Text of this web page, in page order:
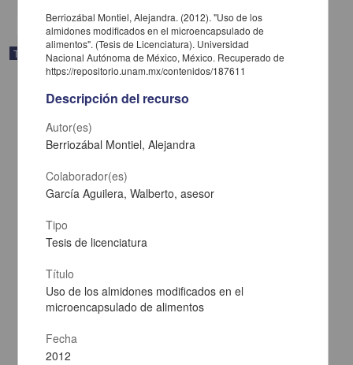
Trabajo de grado
Establecimiento de las pruebas de identidad química para el
control de calidad de la droga cruda de Hofmeisteria Schaffneri (A.
Gray) R. M. King& H. Robinson, Asteraceae
Biología y Química
Berriozábal Montiel, Alejandra. (2012). "Uso de los
almidones modificados en el microencapsulado de
alimentos". (Tesis de Licenciatura). Universidad
Nacional Autónoma de México, México. Recuperado de
https://repositorio.unam.mx/contenidos/187611
Descripción del recurso
Autor(es)
Berriozábal Montiel, Alejandra
Colaborador(es)
García Aguilera, Walberto, asesor
Tipo
Tesis de licenciatura
Título
Uso de los almidones modificados en el
microencapsulado de alimentos
Fecha
2012